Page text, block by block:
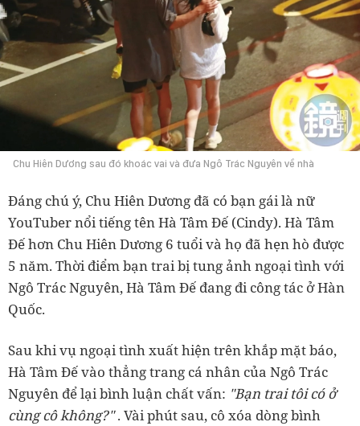
Chu Hiên Dương sau đó khoác vai và đưa Ngô Trác Nguyên về nhà
Đáng chú ý, Chu Hiên Dương đã có bạn gái là nữ
YouTuber nổi tiếng tên Hà Tâm Đế (Cindy). Hà Tâm
Đế hơn Chu Hiên Dương 6 tuổi và họ đã hẹn hò được
5 năm. Thời điểm bạn trai bị tung ảnh ngoại tình với
Ngô Trác Nguyên, Hà Tâm Đế đang đi công tác ở Hàn
Quốc.
Sau khi vụ ngoại tình xuất hiện trên khắp mặt báo,
Hà Tâm Đế vào thẳng trang cá nhân của Ngô Trác
Nguyên để lại bình luận chất vấn: "Bạn trai tôi có ở
cùng cô không?". Vài phút sau, cô xóa dòng bình